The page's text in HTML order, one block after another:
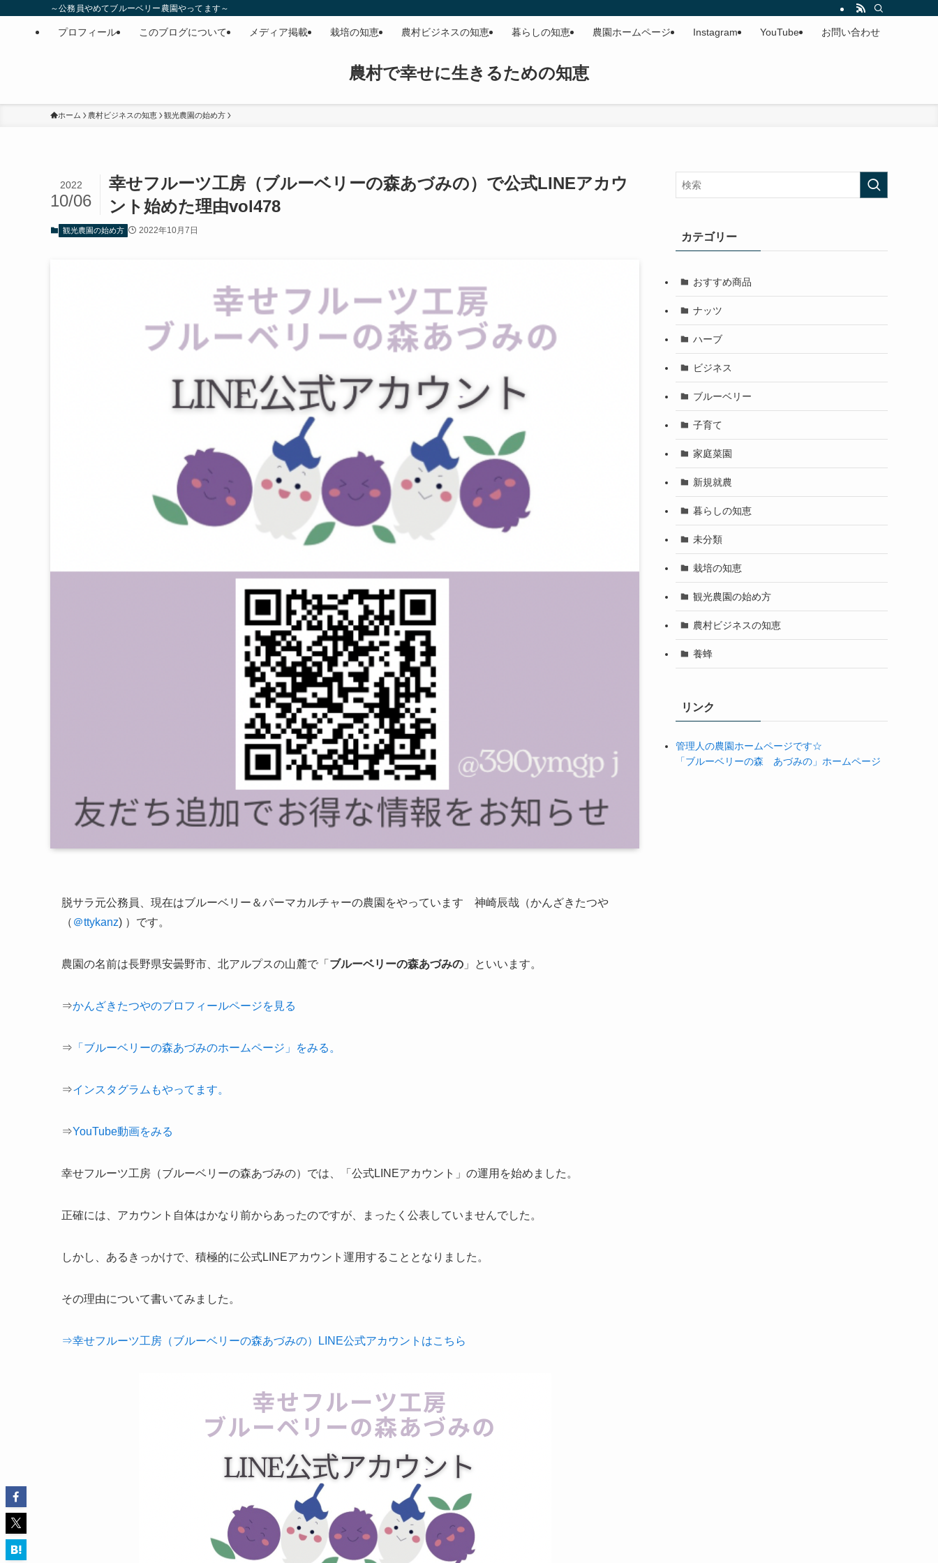
～公務員やめてブルーベリー農園やってます～
農村で幸せに生きるための知恵
プロフィール このブログについて メディア掲載 栽培の知恵 農村ビジネスの知恵 暮らしの知恵 農園ホームページ Instagram YouTube お問い合わせ
ホーム 農村ビジネスの知恵 観光農園の始め方
幸せフルーツ工房（ブルーベリーの森あづみの）で公式LINEアカウ
ント始めた理由vol478
2022
10/06
観光農園の始め方 2022年10月7日
脱サラ元公務員、現在はブルーベリー＆パーマカルチャーの農園 をやっています 神崎辰哉（かんざきたつや
（ ＠ttykanz) ）です。
農園の名前は長野県安曇野市、北アルプスの山麓で「 ブルーベリーの森あづみの 」といいます。
⇒かんざきたつやのプロフィールページを見る
⇒ 「ブルーベリーの森あづみのホームページ」をみる。
⇒インスタグラムもやってます。
⇒YouTube動画をみる
幸せフルーツ工房（ブルーベリーの森あづみの）では、「公式LINEアカウント」の運用を始めました。
正確には、アカウント自体はかなり前からあったのですが、まったく公表していませんでした。
しかし、あるきっかけで、積極的に公式LINEアカウント運用することとなりました。
その理由について書いてみました。
⇒幸せフルーツ工房（ブルーベリーの森あづみの）LINE公式アカウントはこちら
カテゴリー
おすすめ商品
ナッツ
ハーブ
ビジネス
ブルーベリー
子育て
家庭菜園
新規就農
暮らしの知恵
未分類
栽培の知恵
観光農園の始め方
農村ビジネスの知恵
養蜂
リンク
管理人の農園ホームページです☆
「ブルーベリーの森 あづみの」ホームページ